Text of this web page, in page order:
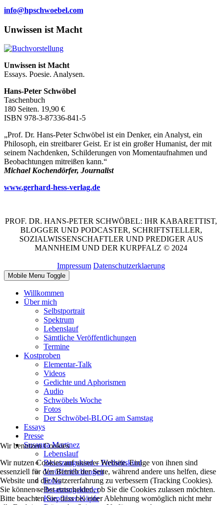
info@hpschwoebel.com
Unwissen ist Macht
Unwissen ist Macht
Essays. Poesie. Analysen.
Hans-Peter Schwöbel
Taschenbuch
180 Seiten. 19,90 €
ISBN 978-3-87336-841-5
„Prof. Dr. Hans-Peter Schwöbel ist ein Denker, ein Analyst, ein
Philosoph, ein streitbarer Geist. Er ist ein großer Humanist, der mit
seinem Nachdenken, Schilderungen von Momentaufnahmen und
Beobachtungen mitreißen kann.“
Michael Kochendörfer, Journalist
www.gerhard-hess-verlag.de
PROF. DR. HANS-PETER SCHWÖBEL: IHR KABARETTIST,
BLOGGER UND PODCASTER, SCHRIFTSTELLER,
SOZIALWISSENSCHAFTLER UND PREDIGER AUS
MANNHEIM UND DER KURPFALZ © 2024
Impressum Datenschutzerklaerung
Mobile Menu Toggle
Willkommen
Über mich
Selbstportrait
Spektrum
Lebenslauf
Sämtliche Veröffentlichungen
Termine
Kostproben
Elementar-Talk
Videos
Gedichte und Aphorismen
Audio
Schwöbels Woche
Fotos
Der Schwöbel-BLOG am Samstag
Essays
Presse
Susanna Martinez
Lebenslauf
Besatzungskind – Freiheitskind
Veröffentlichungen
Fotos
Besatzungskinder
Kurpfälzer Köpfe
Wir benutzen Cookies
Wir nutzen Cookies auf unserer Website. Einige von ihnen sind
essenziell für den Betrieb der Seite, während andere uns helfen, diese
Website und die Nutzererfahrung zu verbessern (Tracking Cookies).
Sie können selbst entscheiden, ob Sie die Cookies zulassen möchten.
Bitte beachten Sie, dass bei einer Ablehnung womöglich nicht mehr